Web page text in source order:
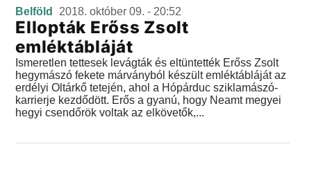
Belföld 2018. október 09. - 20:52
Ellopták Erőss Zsolt
emléktábláját
Ismeretlen tettesek levágták és eltüntették Erőss Zsolt
hegymászó fekete márványból készült emléktábláját az
erdélyi Oltárkő tetején, ahol a Hópárduc sziklamászó-
karrierje kezdődött. Erős a gyanú, hogy Neamt megyei
hegyi csendőrök voltak az elkövetők,...